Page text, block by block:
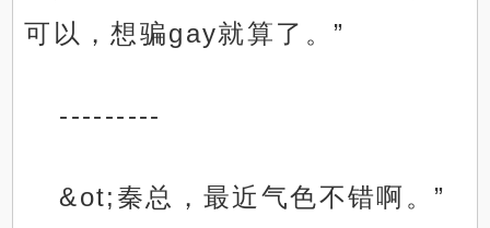
可以，想骗gay就算了。”
---------
&ot;秦总，最近气色不错啊。”